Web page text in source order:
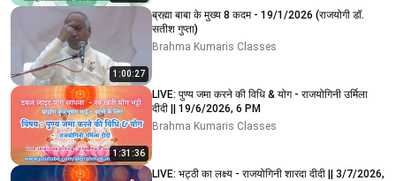
1:00:27
ब्रह्मा बाबा के मुख्य 8 कदम - 19/1/2026 (राजयोगी डॉ.
सतीश गुप्ता)
Brahma Kumaris Classes
1:31:36
LIVE: पुण्य जमा करने की विधि & योग - राजयोगिनी उर्मिला
दीदी || 19/6/2026, 6 PM
Brahma Kumaris Classes
LIVE: भट्ठी का लक्ष्य - राजयोगिनी शारदा दीदी || 3/7/2026,